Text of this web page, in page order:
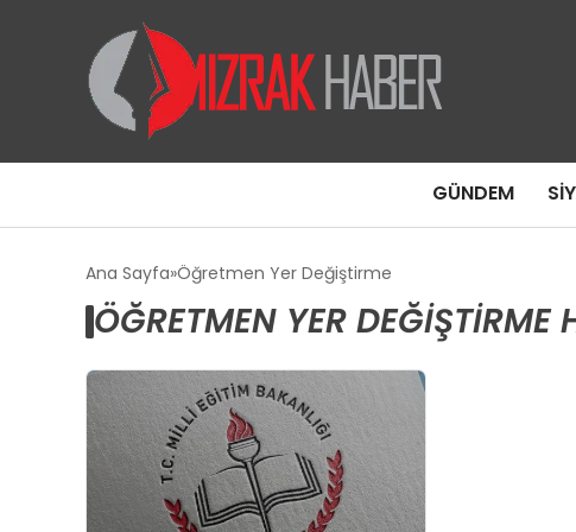
GÜNDEM
Ana Sayfa Öğretmen Yer Değiştirme
ÖĞRETMEN YER DEĞIŞTIRME